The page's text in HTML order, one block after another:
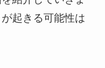
起きる可能性は